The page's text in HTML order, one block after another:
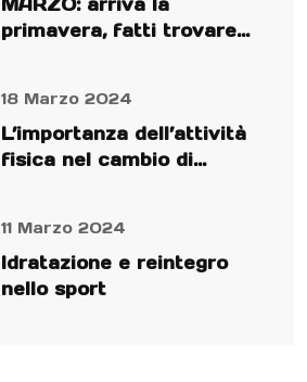
primavera, fatti trovare
18 Marzo 2024
L’importanza dell’attività
fisica nel cambio di
11 Marzo 2024
Idratazione e reintegro
nello sport